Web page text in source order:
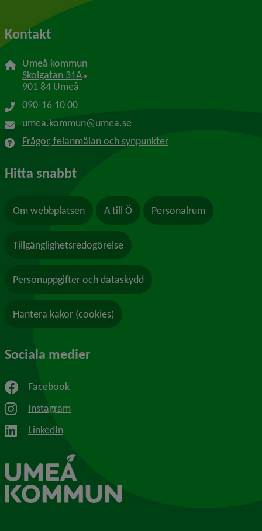
Kontakt
Umeå kommun
Skolgatan 31A Länk till annan webbplats, öppnas i nytt
901 84 Umeå
090-16 10 00
umea.kommun@umea.se
Frågor, felanmälan och synpunkter
Hitta snabbt
Om webbplatsen A till Ö Personalrum
Tillgänglighetsredogörelse
Personuppgifter och dataskydd
Hantera kakor (cookies)
Sociala medier
Facebook
Instagram
LinkedIn